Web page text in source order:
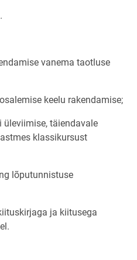
vanema taotluse
keelu rakendamise;
täiendavale
klassikursust
lõputunnistuse
ja kiitusega